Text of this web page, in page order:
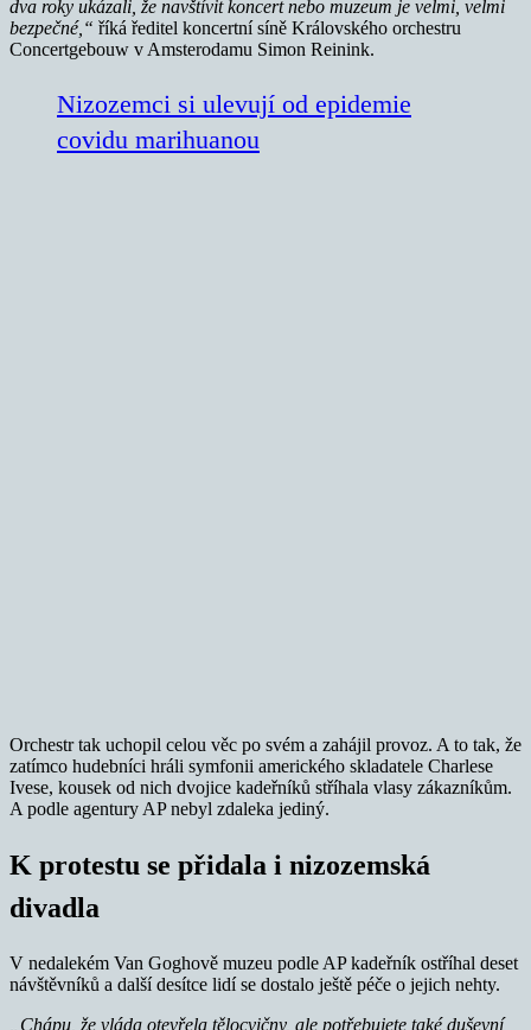
dva roky ukázali, že navštívit koncert nebo muzeum je velmi, velmi
bezpečné,“ říká ředitel koncertní síně Královského orchestru
Concertgebouw v Amsterodamu Simon Reinink.
Nizozemci si ulevují od epidemie
covidu marihuanou
Orchestr tak uchopil celou věc po svém a zahájil provoz. A to tak, že
zatímco hudebníci hráli symfonii amerického skladatele Charlese
Ivese, kousek od nich dvojice kadeřníků stříhala vlasy zákazníkům.
A podle agentury AP nebyl zdaleka jediný.
K protestu se přidala i nizozemská
divadla
V nedalekém Van Goghově muzeu podle AP kadeřník ostříhal deset
návštěvníků a další desítce lidí se dostalo ještě péče o jejich nehty.
„Chápu, že vláda otevřela tělocvičny, ale potřebujete také duševní